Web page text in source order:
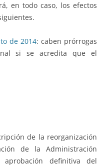
en todo caso, los efectos
de 2014: caben prórrogas
si se acreditaque el
de la reorganización
de la Administración
definitiva del